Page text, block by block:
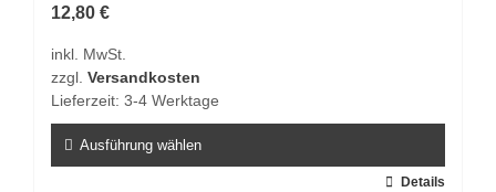
können
der
Produktseite
werden
12,80 €
inkl. MwSt.
zzgl. Versandkosten
Lieferzeit: 3-4 Werktage
Ausführung wählen
Details